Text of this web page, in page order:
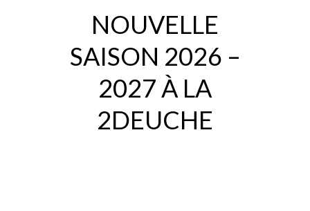
NOUVELLE
SAISON 2026 –
2027 À LA
2DEUCHE